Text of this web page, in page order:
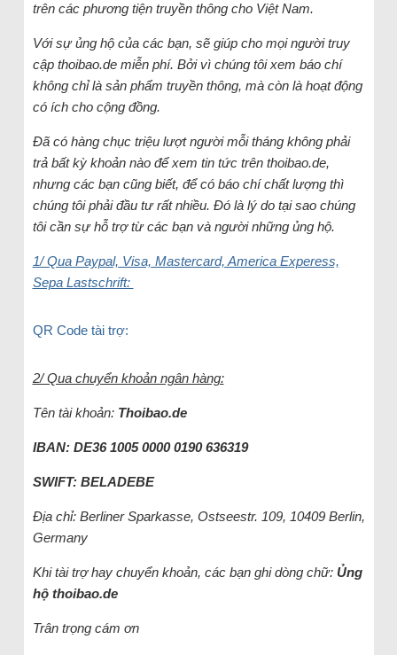
trên các phương tiện truyền thông cho Việt Nam.
Với sự ủng hộ của các bạn, sẽ giúp cho mọi người truy
cập thoibao.de miễn phí. Bởi vì chúng tôi xem báo chí
không chỉ là sản phẩm truyền thông, mà còn là hoạt động
có ích cho cộng đồng.
Đã có hàng chục triệu lượt người mỗi tháng không phải
trả bất kỳ khoản nào để xem tin tức trên thoibao.de,
nhưng các bạn cũng biết, để có báo chí chất lượng thì
chúng tôi phải đầu tư rất nhiều. Đó là lý do tại sao chúng
tôi cần sự hỗ trợ từ các bạn và người những ủng hộ.
1/ Qua Paypal, Visa, Mastercard, America Experess,
Sepa Lastschrift:
QR Code tài trợ:
2/ Qua chuyển khoản ngân hàng:
Tên tài khoản: Thoibao.de
IBAN: DE36 1005 0000 0190 636319
SWIFT: BELADEBE
Địa chỉ: Berliner Sparkasse, Ostseestr. 109, 10409 Berlin,
Germany
Khi tài trợ hay chuyển khoản, các bạn ghi dòng chữ: Ủng
hộ thoibao.de
Trân trọng cám ơn